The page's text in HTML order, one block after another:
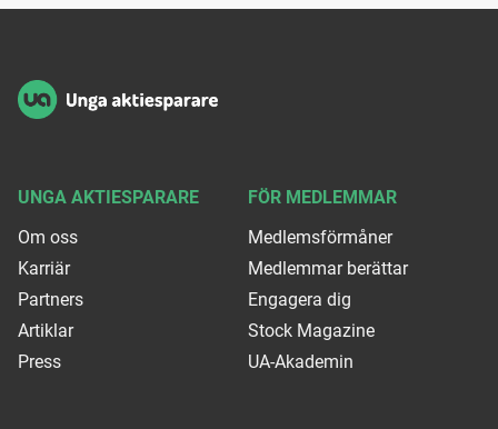
UNGA AKTIESPARARE
Om oss
Karriär
Partners
Artiklar
Press
FÖR MEDLEMMAR
Medlemsförmåner
Medlemmar berättar
Engagera dig
Stock Magazine
UA-Akademin